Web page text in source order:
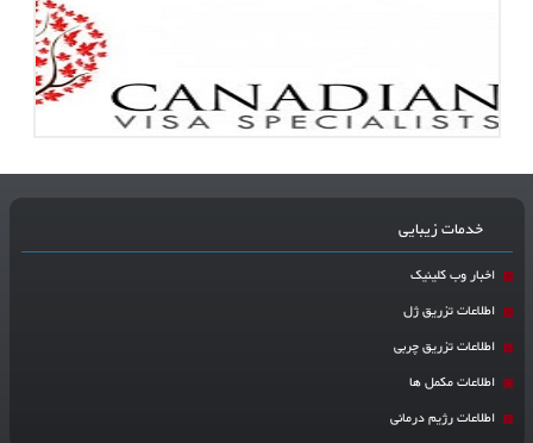
خدمات زیبایی
اخبار وب کلینیک
اطلاعات تزریق ژل
اطلاعات تزریق چربی
اطلاعات مکمل ها
اطلاعات رژیم درمانی